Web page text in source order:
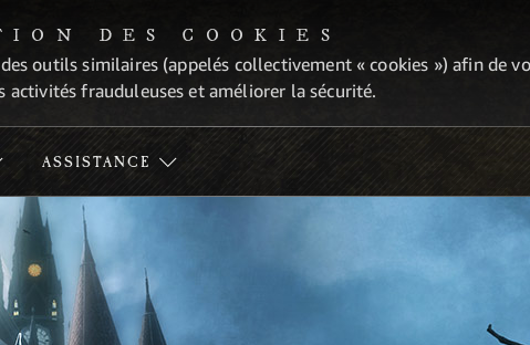
DES COOKIES
outils similaires (appelés collectivement « cookies ») afin de
frauduleuses et améliorer la sécurité.
ASSISTANCE